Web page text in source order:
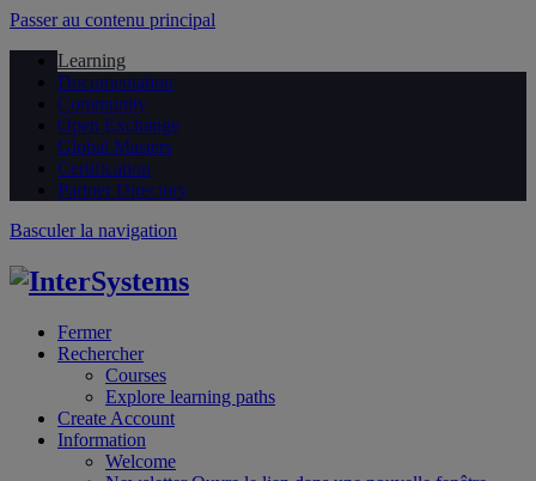
Passer au contenu principal
Learning
Documentation
Community
Open Exchange
Global Masters
Certification
Partner Directory
Basculer la navigation
Fermer
Rechercher
Courses
Explore learning paths
Create Account
Information
Welcome